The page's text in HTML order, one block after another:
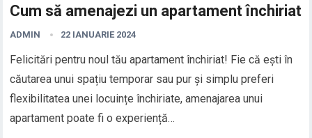
Cum să amenajezi un apartament închiriat
ADMIN 22 IANUARIE 2024
Felicitări pentru noul tău apartament închiriat! Fie că ești în
căutarea unui spațiu temporar sau pur și simplu preferi
flexibilitatea unei locuințe închiriate, amenajarea unui
apartament poate fi o experiență…